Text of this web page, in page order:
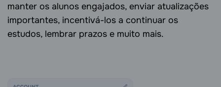
manter os alunos engajados, enviar atualizações
importantes, incentivá-los a continuar os
estudos, lembrar prazos e muito mais.